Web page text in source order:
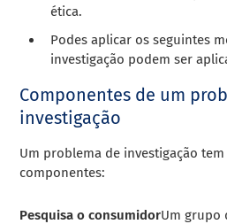
ética.
Podes aplicar os seguintes
investigação podem ser
Componentes de um
investigação
Um problema de investigação
componentes:
Pesquisa o consumidorUm grupo